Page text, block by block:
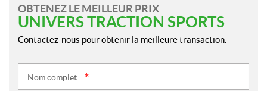
OBTENEZ LE MEILLEUR PRIX
UNIVERS TRACTION SPORTS
Contactez-nous pour obtenir la meilleure transaction.
Nom complet :